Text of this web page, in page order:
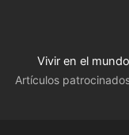
Vivir en el
Artículos